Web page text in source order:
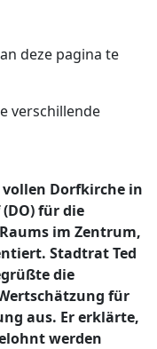
deze pagina te
verschillende
vollen Dorfkirche in
für die
im Zentrum,
Stadtrat Ted
die
für
aus. Er erklärte,
werden